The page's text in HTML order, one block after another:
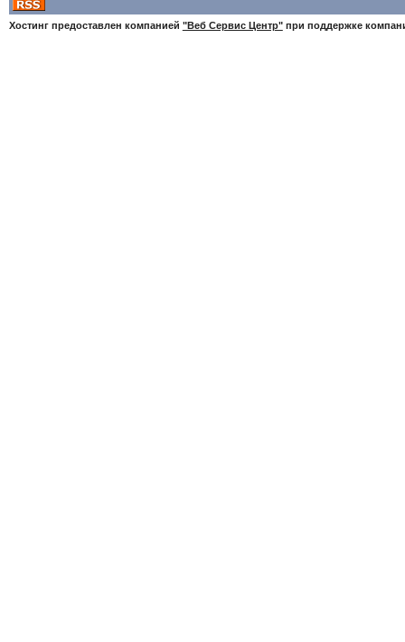
Хостинг предоставлен компанией "Веб Сервис Центр"при поддержке